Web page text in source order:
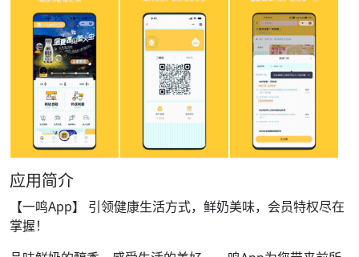
应用简介
【一鸣App】 引领健康生活方式，鲜奶美味，会员特权尽在
掌握！